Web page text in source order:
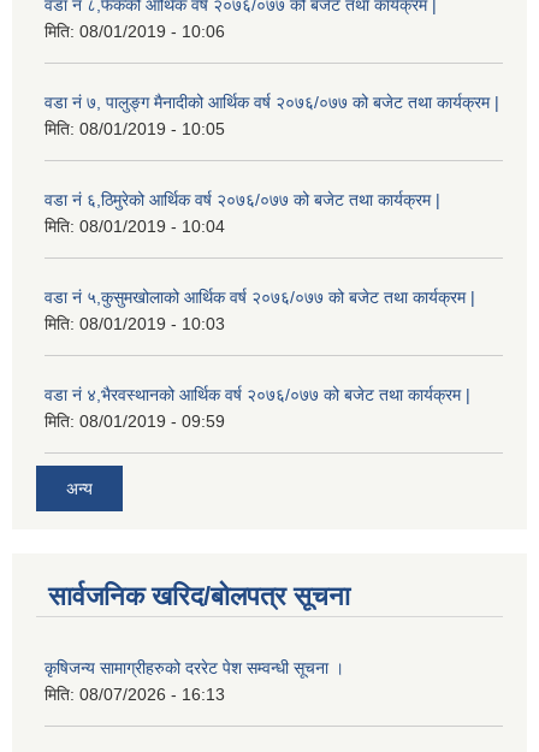
वडा नं ८,फेकको आर्थिक वर्ष २०७६/०७७ को बजेट तथा कार्यक्रम |
मिति: 08/01/2019 - 10:06
वडा नं ७, पालुङ्ग मैनादीको आर्थिक वर्ष २०७६/०७७ को बजेट तथा कार्यक्रम |
मिति: 08/01/2019 - 10:05
वडा नं ६,ठिमुरेको आर्थिक वर्ष २०७६/०७७ को बजेट तथा कार्यक्रम |
मिति: 08/01/2019 - 10:04
वडा नं ५,कुसुमखोलाको आर्थिक वर्ष २०७६/०७७ को बजेट तथा कार्यक्रम |
मिति: 08/01/2019 - 10:03
वडा नं ४,भैरवस्थानको आर्थिक वर्ष २०७६/०७७ को बजेट तथा कार्यक्रम |
मिति: 08/01/2019 - 09:59
अन्य
सार्वजनिक खरिद/बोलपत्र सूचना
कृषिजन्य सामाग्रीहरुको दररेट पेश सम्वन्धी सूचना ।
मिति: 08/07/2026 - 16:13